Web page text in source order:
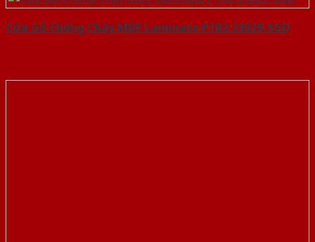
Cửa Gỗ Chống Cháy MDF Laminate P1R2 23029-SGD